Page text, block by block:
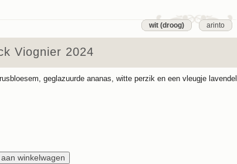
wit (droog) arinto
Viognier 2024
geglazuurde ananas, witte perzik en een vleugje lavendel.